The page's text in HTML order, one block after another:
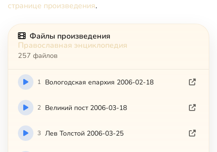
странице произведения.
Файлы произведения
Православная энциклопедия
257 файлов
1 Вологодская епархия 2006-02-18
2 Великий пост 2006-03-18
3 Лев Толстой 2006-03-25